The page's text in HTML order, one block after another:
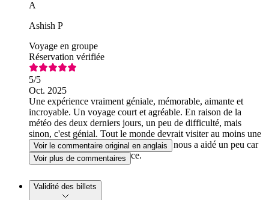
A
Ashish P
Voyage en groupe
Réservation vérifiée
5/5
Oct. 2025
Une expérience vraiment géniale, mémorable, aimante et
incroyable. Un voyage court et agréable. En raison de la
météo des deux derniers jours, un peu de difficulté, mais
sinon, c'est génial. Tout le monde devrait visiter au moins une
fois. La réservation des billets plus tôt nous a aidé un peu car
il n'y avait pas trop d'urgence.
Voir le commentaire original en anglais
Voir plus de commentaires
Validité des billets